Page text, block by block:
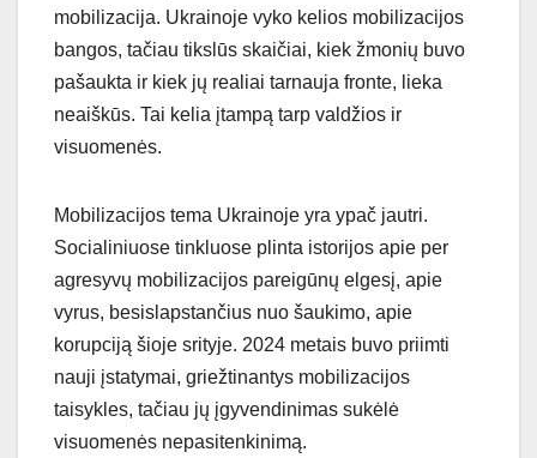
mobilizacija. Ukrainoje vyko kelios mobilizacijos
bangos, tačiau tikslūs skaičiai, kiek žmonių buvo
pašaukta ir kiek jų realiai tarnauja fronte, lieka
neaiškūs. Tai kelia įtampą tarp valdžios ir
visuomenės.
Mobilizacijos tema Ukrainoje yra ypač jautri.
Socialiniuose tinkluose plinta istorijos apie per
agresyvų mobilizacijos pareigūnų elgesį, apie
vyrus, besislapstančius nuo šaukimo, apie
korupciją šioje srityje. 2024 metais buvo priimti
nauji įstatymai, griežtinantys mobilizacijos
taisykles, tačiau jų įgyvendinimas sukėlė
visuomenės nepasitenkinimą.